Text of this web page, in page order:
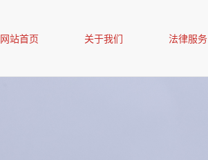
网站首页 关于我们 法律服务